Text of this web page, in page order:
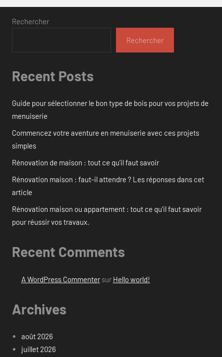
Rechercher
Rechercher
Recent Posts
Guide pour sélectionner le bon type de bois pour vos projets de
menuiserie
Commencez votre aventure en menuiserie avec ces projets
simples
Rénovation de maison : tout ce qu’il faut savoir
Rénovation maison : faut-il attendre ? Les réponses dans cet
article
Rénovation maison ou appartement : tout ce qu’il faut savoir
pour réussir vos travaux.
Recent Comments
A WordPress Commentersur Hello world!
Archives
août 2026
juillet 2026